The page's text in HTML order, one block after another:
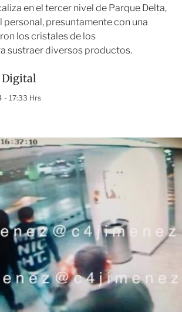
en el tercer nivel de Parque Delta,
personal, presuntamente con una
los cristales de los
sustraer diversos productos.
Digital
- 17:33 Hrs